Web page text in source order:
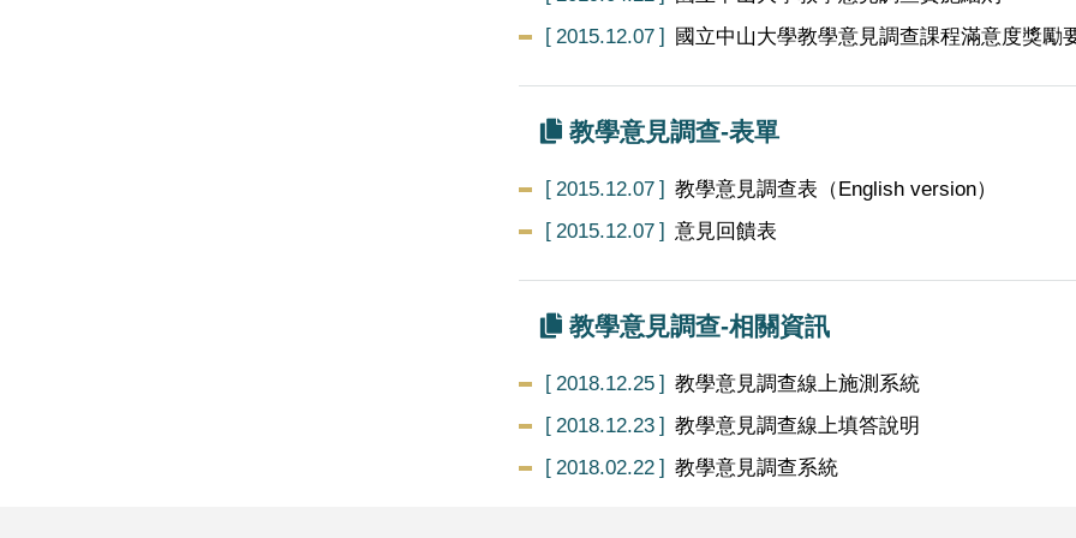
2015.12.07 國立中山大學教學意見調查課程滿意度獎勵
教學意見調查-表單
2015.12.07 教學意見調查表（English version）
2015.12.07 意見回饋表
教學意見調查-相關資訊
2018.12.25 教學意見調查線上施測系統
2018.12.23 教學意見調查線上填答說明
2018.02.22 教學意見調查系統